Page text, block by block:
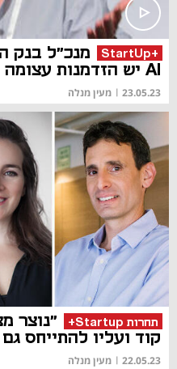
+StartUp
מנכ"ל בנק
AI יש הזדמנות עצומה עבור סטארט-אפים"
23.05.23
| מעין מנלה
תחרות Startup+
"נוצר
קוד ועליו להתייחס
22.05.23
| מעין מנלה